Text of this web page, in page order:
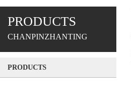
PRODUCTS
CHANPINZHANTING
PRODUCTS